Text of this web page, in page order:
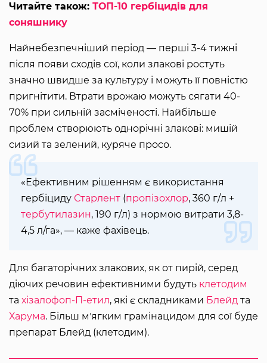
Читайте також: ТОП-10 гербіцидів для
соняшнику
Найнебезпечніший період — перші 3-4 тижні
після появи сходів сої, коли злакові ростуть
значно швидше за культуру і можуть її повністю
пригнітити. Втрати врожаю можуть сягати 40-
70% при сильній засміченості. Найбільше
проблем створюють однорічні злакові: мишій
сизий та зелений, куряче просо.
«Ефективним рішенням є використання
гербіциду Старлент (пропізохлор, 360 г/л +
тербутилазин, 190 г/л) з нормою витрати 3,8-
4,5 л/га», — каже фахівець.
Для багаторічних злакових, як от пирій, серед
діючих речовин ефективними будуть клетодим
та хізалофоп-П-етил, які є складниками Блейд та
Харума. Більш мʼягким грамінацидом для сої буде
препарат Блейд (клетодим).